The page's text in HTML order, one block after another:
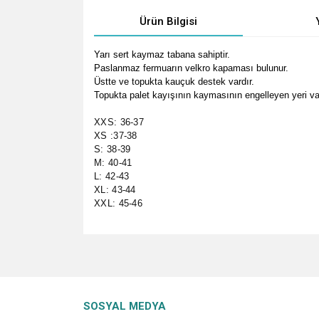
Ürün Bilgisi
Yarı sert kaymaz tabana sahiptir.
Paslanmaz fermuarın velkro kapaması bulunur.
Üstte ve topukta kauçuk destek vardır.
Topukta palet kayışının kaymasının engelleyen yeri
XXS: 36-37
XS :37-38
S: 38-39
M: 40-41
L: 42-43
XL: 43-44
XXL: 45-46
Ürün açıklamasında eksik bilgiler bulunuyor.
SOSYAL MEDYA